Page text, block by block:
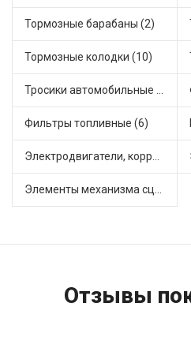
Тормозные барабаны (2)
Тормозные колодки (10)
Тросики автомобильные (2)
Фильтры топливные (6)
Электродвигатели, корректоры и приводы автомобильн (3)
Элементы механизма сцепления (21)
Отзывы